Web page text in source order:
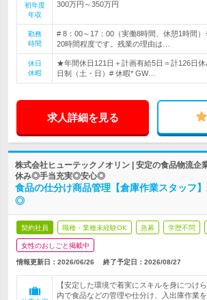
初年度
年収
300万円～350万円
勤務
時間
# 8：00～17：00（実働8時間、休憩1時間
20時間程度です。残業の理由は…
休日
休暇
★年間休日121日＋計画有給5日＝計126日
日制（土・日）# 休暇* GW…
求人詳細を見る
株式会社ヒューテックノオリン | 安定の食品物流企
休み◎手当充実◎安心◎
食品の仕分け商品管理【倉庫作業スタッフ
◎
契約社員 職種・業種未経験OK 急募 学歴不問
女性のおしごと掲載中
情報更新日：2026/06/26 終了予定日： 2026/08/27
【安定した環境で着実にスキルを身につけ
内で食品などの管理や仕分け、入出庫作業